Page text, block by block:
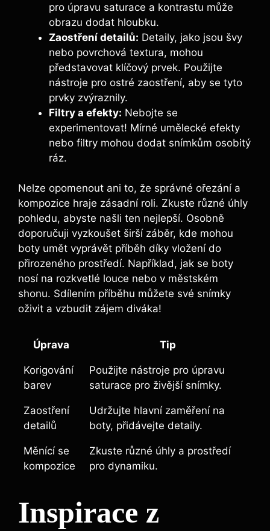
pro úpravu saturace a kontrastu může
obrazu dodat hloubku.
Zaostření detailů: Detaily, jako jsou švy
nebo povrchová textura, mohou
představovat klíčový prvek. Použijte
nástroje pro ostré zaostření, aby se tyto
prvky zvýraznily.
Filtry a efekty: Nebojte se
experimentovat! Mírné umělecké efekty
nebo filtry mohou dodat snímkům osobitý
ráz.
Nelze opomenout ani to, že správné ořezání a
kompozice hraje zásadní roli. Zkuste různé úhly
pohledu, abyste našli ten nejlepší. Osobně
doporučuji vyzkoušet širší záběr, kde mohou
boty umět vyprávět příběh díky vložení do
přirozeného prostředí. Například, jak se boty
nosí na rozkvetlé louce nebo v městském
shonu. Sdílením příběhu můžete své snímky
oživit a vzbudit zájem diváka!
Úprava Tip
Korigování
barev
Použijte nástroje pro úpravu
saturace pro živější snímky.
Zaostření
detailů
Udržujte hlavní zaměření na
boty, přidávejte detaily.
Měnící se
kompozice
Zkuste různé úhly a prostředí
pro dynamiku.
Inspirace z